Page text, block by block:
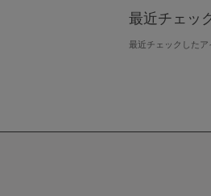
最近チェッ
最近チェックしたア